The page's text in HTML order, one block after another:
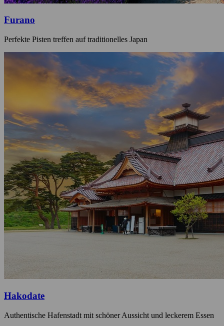
Furano
Perfekte Pisten treffen auf traditionelles Japan
Hakodate
Authentische Hafenstadt mit schöner Aussicht und leckerem Essen